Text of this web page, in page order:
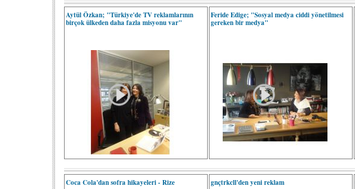
Aytül Özkan; "Türkiye'de TV reklamlarının
birçok ülkeden daha fazla misyonu var"
Feride Edige; "Sosyal medya ciddi yönetilmesi
gereken bir medya"
Coca Cola'dan sofra hikayeleri - Rize gnçtrkcll'den yeni reklam